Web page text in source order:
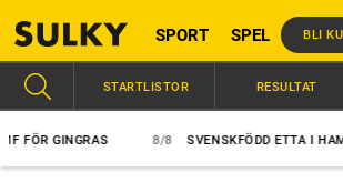
SPORT SPEL BLI
GINGRAS SVENSKFÖDD ETTA I HAMBO
STARTLISTOR RESULTAT